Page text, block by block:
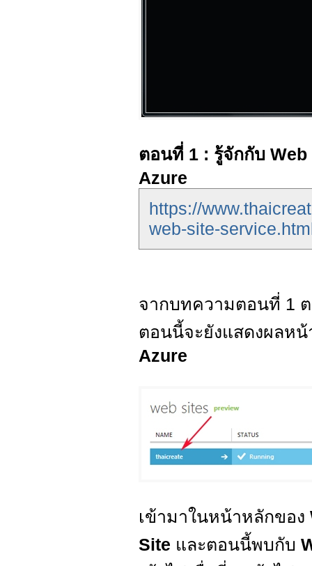
ตอนที่ 1 : รู้จักกับ
Azure
https://
web-site-
จากบทความตอนที่ 1
ตอนนี้จะยังแสดงผลห
Azure
เข้ามาในหน้าหลักของ
Site และตอนนี้พบกับ